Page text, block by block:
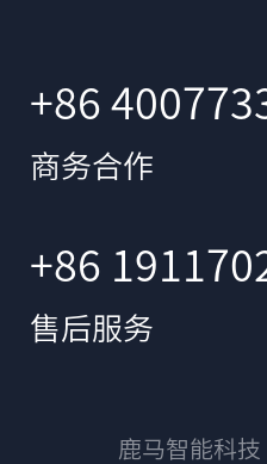
+86
商务合作
+86
售后服务
鹿马智能科